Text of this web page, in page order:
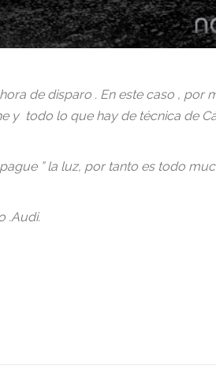
de disparo . En este caso , por
y todo lo que hay de técnica de
” la luz, por tanto es todo
.Audi.